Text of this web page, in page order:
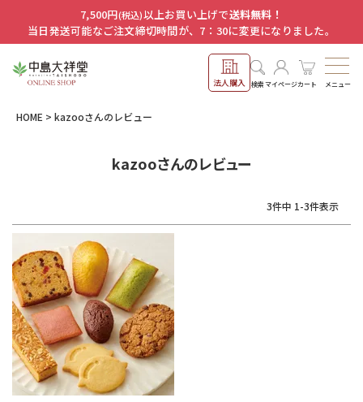
7,500円(税込)以上お買い上げで送料無料！
当日発送可能なご注文締切時間が、7：30に変更になりました。
法人購入 検索マイページカート メニュー
HOME kazooさんのレビュー
kazooさんのレビュー
3件中 1-3件表示